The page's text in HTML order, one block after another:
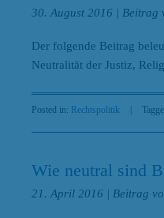
30. August 2016 | Beitrag
Der folgende Beitrag
Neutralität der Justiz,
Posted in: Rechtspolitik |
Wie neutral sind
21. April 2016 | Beitrag